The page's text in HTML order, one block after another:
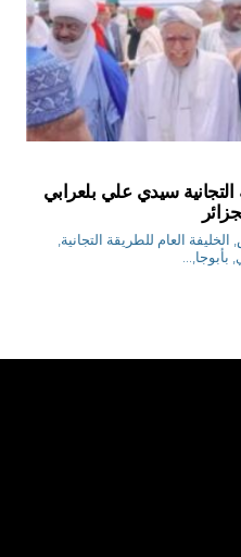
التجانية سيدي علي بلعرابي
العام للطريقة التجانية,